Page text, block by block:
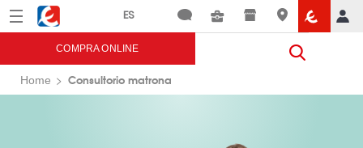
Menú Eroski
COMPRA ONLINE
Home Consultorio matrona